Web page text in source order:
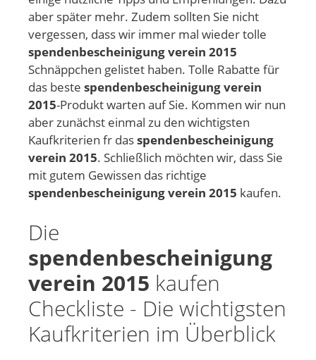
aber später mehr. Zudem sollten Sie nicht
vergessen, dass wir immer mal wieder tolle
spendenbescheinigung verein 2015
Schnäppchen gelistet haben. Tolle Rabatte für
das beste spendenbescheinigung verein
2015-Produkt warten auf Sie. Kommen wir nun
aber zunächst einmal zu den wichtigsten
Kaufkriterien fr dasspendenbescheinigung
verein 2015. Schließlich möchten wir, dass Sie
mit gutem Gewissen das richtige
spendenbescheinigung verein 2015 kaufen.
Die
spendenbescheinigung
verein 2015 kaufen
Checkliste - Die wichtigsten
Kaufkriterien im Überblick